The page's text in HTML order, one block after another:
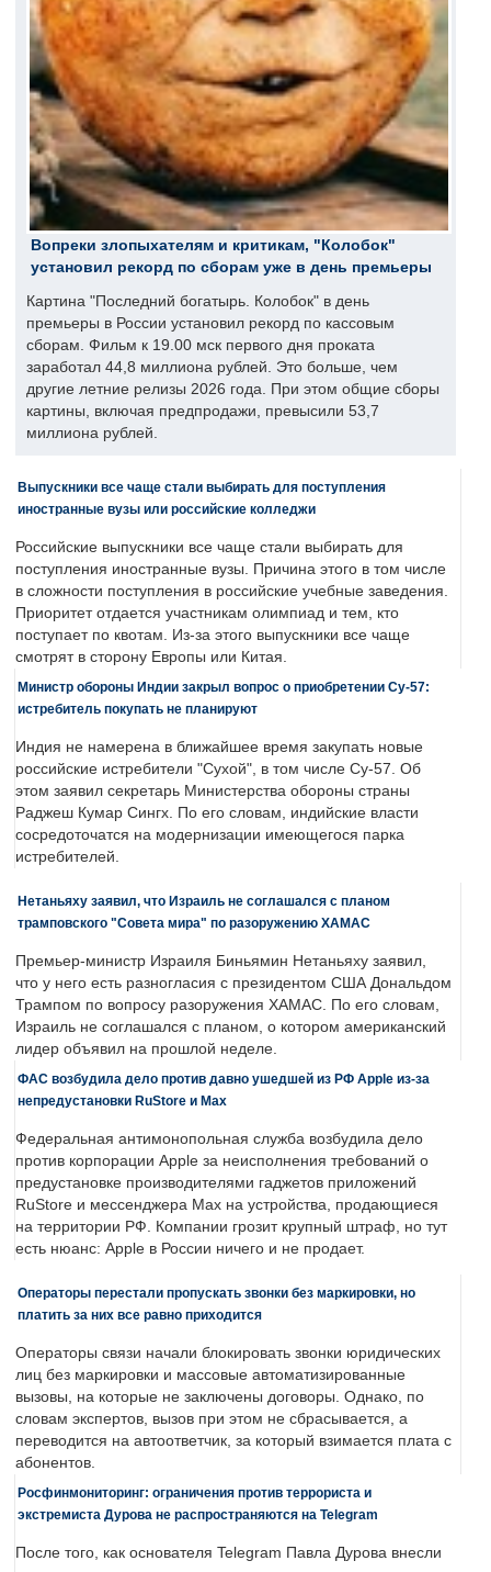
Вопреки злопыхателям и критикам, "Колобок"
установил рекорд по сборам уже в день премьеры
Картина "Последний богатырь. Колобок" в день
премьеры в России установил рекорд по кассовым
сборам. Фильм к 19.00 мск первого дня проката
заработал 44,8 миллиона рублей. Это больше, чем
другие летние релизы 2026 года. При этом общие сборы
картины, включая предпродажи, превысили 53,7
миллиона рублей.
Выпускники все чаще стали выбирать для поступления
иностранные вузы или российские колледжи
Российские выпускники все чаще стали выбирать для
поступления иностранные вузы. Причина этого в том числе
в сложности поступления в российские учебные заведения.
Приоритет отдается участникам олимпиад и тем, кто
поступает по квотам. Из-за этого выпускники все чаще
смотрят в сторону Европы или Китая.
Министр обороны Индии закрыл вопрос о приобретении Су-57:
истребитель покупать не планируют
Индия не намерена в ближайшее время закупать новые
российские истребители "Сухой", в том числе Су-57. Об
этом заявил секретарь Министерства обороны страны
Раджеш Кумар Сингх. По его словам, индийские власти
сосредоточатся на модернизации имеющегося парка
истребителей.
Нетаньяху заявил, что Израиль не соглашался с планом
трамповского "Совета мира" по разоружению ХАМАС
Премьер-министр Израиля Биньямин Нетаньяху заявил,
что у него есть разногласия с президентом США Дональдом
Трампом по вопросу разоружения ХАМАС. По его словам,
Израиль не соглашался с планом, о котором американский
лидер объявил на прошлой неделе.
ФАС возбудила дело против давно ушедшей из РФ Apple из-за
непредустановки RuStore и Max
Федеральная антимонопольная служба возбудила дело
против корпорации Apple за неисполнения требований о
предустановке производителями гаджетов приложений
RuStore и мессенджера Max на устройства, продающиеся
на территории РФ. Компании грозит крупный штраф, но тут
есть нюанс: Apple в России ничего и не продает.
Операторы перестали пропускать звонки без маркировки, но
платить за них все равно приходится
Операторы связи начали блокировать звонки юридических
лиц без маркировки и массовые автоматизированные
вызовы, на которые не заключены договоры. Однако, по
словам экспертов, вызов при этом не сбрасывается, а
переводится на автоответчик, за который взимается плата с
абонентов.
Росфинмониторинг: ограничения против террориста и
экстремиста Дурова не распространяются на Telegram
После того, как основателя Telegram Павла Дурова внесли